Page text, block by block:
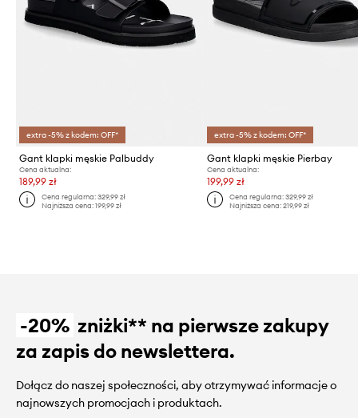
extra -5% z kodem: OFF*
Gant klapki męskie Palbuddy
Cena aktualna:
189,99 zł
Cena regularna:329,99 zł
Najniższa cena:199,99 zł
extra -5% z kodem: OFF*
Gant klapki męskie Pierbay
Cena aktualna:
199,99 zł
Cena regularna: 329,99 zł
Najniższa cena: 219,99 zł
-20% zniżki** na pierwsze zakupy
za zapis do newslettera.
Dołącz do naszej społeczności, aby otrzymywać informacje o
najnowszych promocjach i produktach.